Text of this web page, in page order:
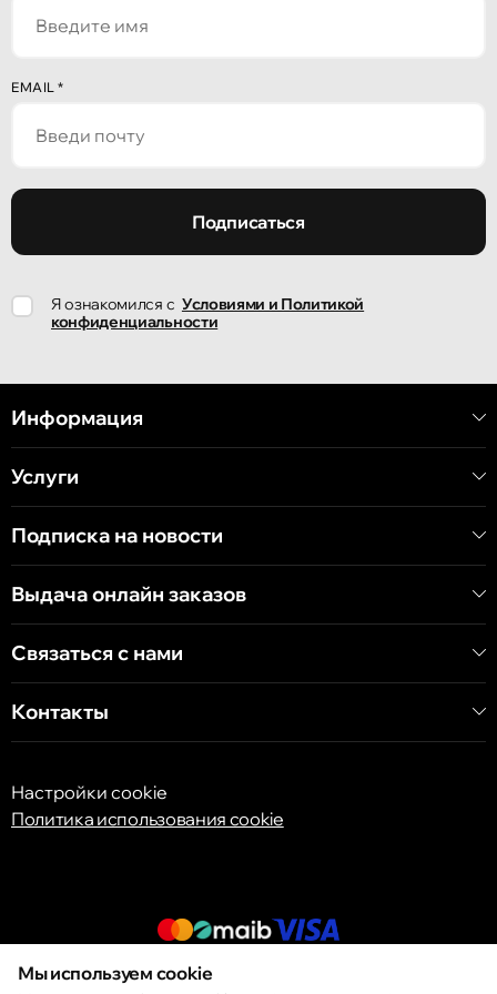
улица Ион Крянгэ, 78
Кишинёв
Хынчештское шоссе, 60/4
бульвар Дечебал, 139
EMAIL *
Подписаться
Я ознакомился с Условиями и Политикой
конфиденциальности
Информация
Услуги
Подписка на новости
Выдача онлайн заказов
Связаться с нами
Контакты
Настройки cookie
Политика использования cookie
© 2013 – 2026 ECOM
Мы используем cookie